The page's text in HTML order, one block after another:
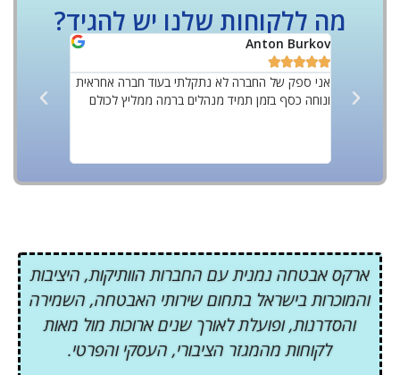
מה ללקוחות שלנו יש להגיד?
Anton Burkov





אני ספק של החברה לא נתקלתי בעוד חברה אחראית
ונוחה כסף בזמן תמיד מנהלים ברמה ממליץ לכולם
ביותר
ארקס אבטחה נמנית עם החברות הוותיקות, היציבות
והמוכרות בישראל בתחום שירותי האבטחה, השמירה
והסדרנות, ופועלת לאורך שנים ארוכות מול מאות
לקוחות מהמגזר הציבורי, העסקי והפרטי.